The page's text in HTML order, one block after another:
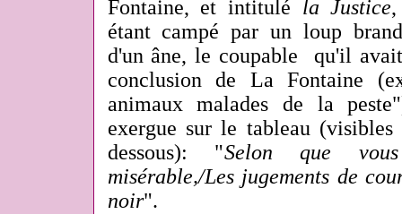
Fontaine, et intitulé la Justice
étant campé par un loup
d'un âne, le coupable qu'il
conclusion de La Fontaine
animaux malades de la
exergue sur le tableau
dessous): "Selon que
misérable,/Les jugements de
noir".